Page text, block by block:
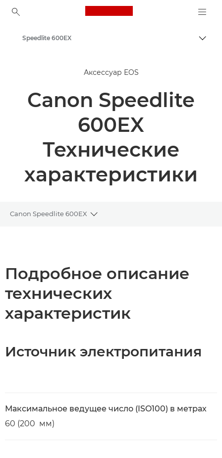
Canon Logo, back to
Speedlite 600EX
Аксессуар EOS
Canon Speedlite
600EX
Технические
характеристики
Canon Speedlite 600EX
Toggle breadcrumbs
Подробное описание
технических
характеристик
Источник электропитания
Максимальное ведущее число (ISO100) в метрах
60 (200 мм)